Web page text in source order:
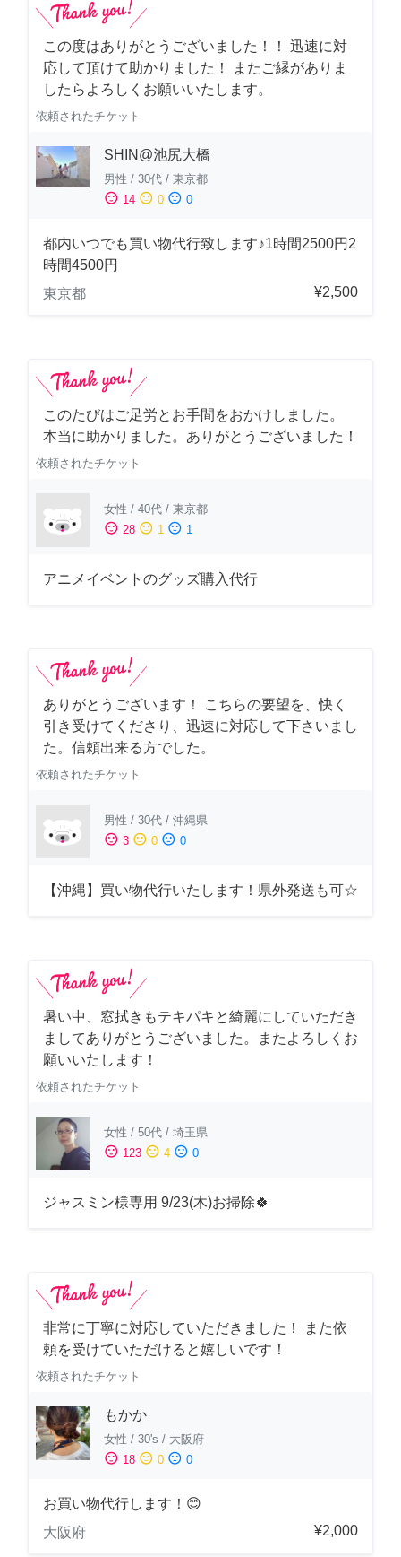
この度はありがとうございました！！ 迅速に対
応して頂けて助かりました！ またご縁がありま
したらよろしくお願いいたします。
依頼されたチケット
SHIN@池尻大橋
男性 / 30代 / 東京都
sentiment_satisfied 14 sentiment_neutral 0 sentiment_dissatisfied 0
都内いつでも買い物代行致します♪1時間2500円2
時間4500円
東京都
¥2,500
このたびはご足労とお手間をおかけしました。
本当に助かりました。ありがとうございました！
依頼されたチケット
女性 / 40代 / 東京都
sentiment_satisfied 28 sentiment_neutral 1 sentiment_dissatisfied 1
アニメイベントのグッズ購入代行
ありがとうございます！ こちらの要望を、快く
引き受けてくださり、迅速に対応して下さいまし
た。信頼出来る方でした。
依頼されたチケット
男性 / 30代 / 沖縄県
sentiment_satisfied 3 sentiment_neutral 0 sentiment_dissatisfied 0
【沖縄】買い物代行いたします！県外発送も可☆
暑い中、窓拭きもテキパキと綺麗にしていただき
ましてありがとうございました。またよろしくお
願いいたします！
依頼されたチケット
女性 / 50代 / 埼玉県
sentiment_satisfied 123 sentiment_neutral 4 sentiment_dissatisfied 0
ジャスミン様専用 9/23(木)お掃除🍀
非常に丁寧に対応していただきました！ また依
頼を受けていただけると嬉しいです！
依頼されたチケット
もかか
女性 / 30's / 大阪府
sentiment_satisfied 18 sentiment_neutral 0 sentiment_dissatisfied 0
お買い物代行します！😊
大阪府
¥2,000